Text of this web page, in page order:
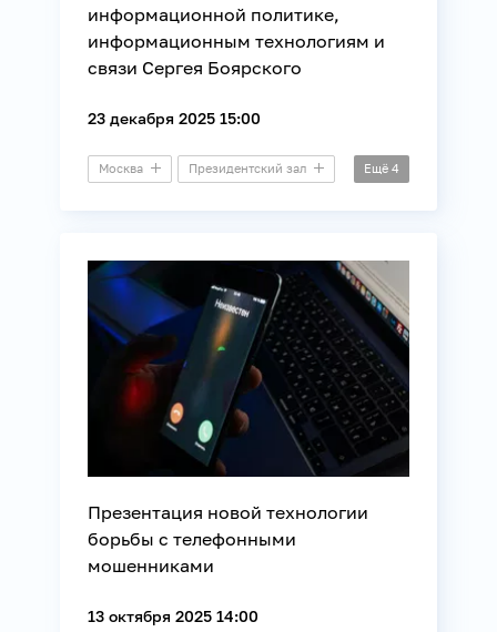
информационной политике,
информационным технологиям и
связи Сергея Боярского
23 декабря 2025 15:00
Москва Президентский зал
Информационные технологии
Связь
Ещё 4
Презентация новой технологии
борьбы с телефонными
мошенниками
13 октября 2025 14:00